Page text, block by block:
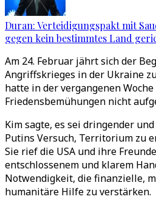
Duran: Verteidigungspakt mit
gegen kein bestimmtes Land
Am 24. Februar jährt sich der
Angriffskrieges in der Ukraine
hatte in der vergangenen
Friedensbemühungen nicht
Kim sagte, es sei dringender
Putins Versuch, Territorium zu
Sie rief die USA und ihre
entschlossenem und klarem
Notwendigkeit, die finanzielle,
humanitäre Hilfe zu verstärken.